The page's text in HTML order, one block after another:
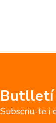
Butlletí
Subscriu-te i